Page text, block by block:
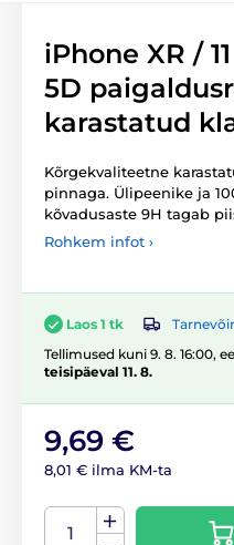
iPhone XR /
5D
karastatud
Kõrgekvaliteetne
pinnaga. Ülipeenike ja
kõvadusaste 9H tagab
Rohkem infot ›
Laos 1 tk
Tellimused kuni 9. 8. 16:00,
teisipäeval 11. 8.
9,69 €
8,01 € ilma KM-ta